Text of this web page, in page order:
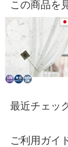
この商品を
最近チェッ
ご利用ガイ